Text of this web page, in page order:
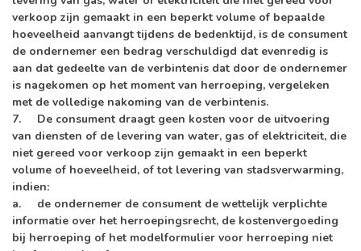
verkoop zijn gemaakt in een beperkt volume of bepaalde
hoeveelheid aanvangt tijdens de bedenktijd, is de consument
de ondernemer een bedrag verschuldigd dat evenredig is
aan dat gedeelte van de verbintenis dat door de ondernemer
is nagekomen op het moment van herroeping, vergeleken
met de volledige nakoming van de verbintenis.
7. De consument draagt geen kosten voor de uitvoering
van diensten of de levering van water, gas of elektriciteit, die
niet gereed voor verkoop zijn gemaakt in een beperkt
volume of hoeveelheid, of tot levering van stadsverwarming,
indien:
a. de ondernemer de consument de wettelijk verplichte
informatie over het herroepingsrecht, de kostenvergoeding
bij herroeping of het modelformulier voor herroeping niet